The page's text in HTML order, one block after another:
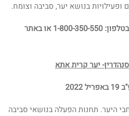
בנושא יער, סביבה וצומח.
ב"קו ליער" בטלפון: 1-800-350-550 או באתר
יער קרית אתא
היער. תחנות הפעלה בנושאי סביבה